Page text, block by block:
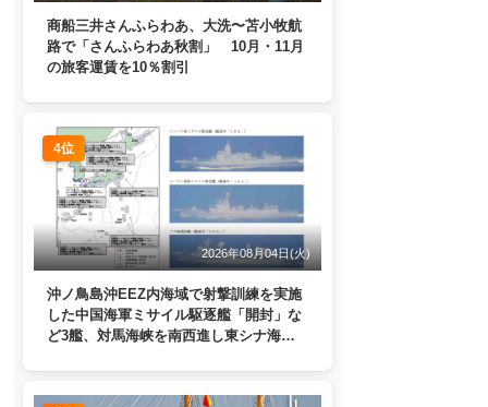
商船三井さんふらわあ、大洗〜苫小牧航
路で「さんふらわあ秋割」 10月・11月
の旅客運賃を10％割引
4位
2026年08月04日(火)
沖ノ鳥島沖EEZ内海域で射撃訓練を実施
した中国海軍ミサイル駆逐艦「開封」な
ど3艦、対馬海峡を南西進し東シナ海